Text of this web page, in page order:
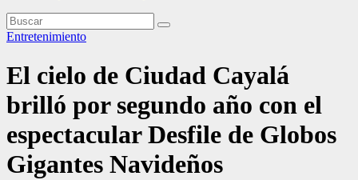
Entretenimiento
El cielo de Ciudad Cayalá
brilló por segundo año con el
espectacular Desfile de Globos
Gigantes Navideños